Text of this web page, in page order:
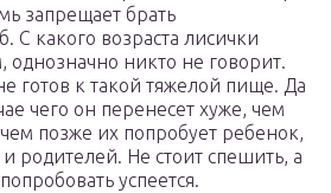
запрещает брать
С какого возраста лисички
однозначно никто не говорит.
готов к такой тяжелой пище. Да
чего он перенесет хуже, чем
позже их попробует ребенок,
родителей. Не стоит спешить, а
успеется.